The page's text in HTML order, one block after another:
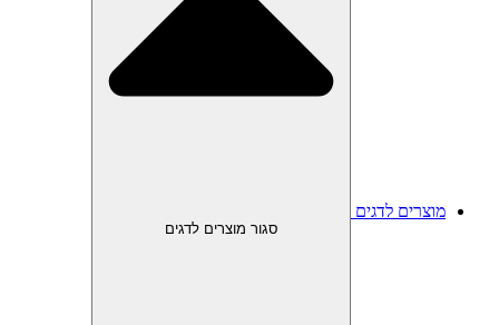
מוצרים לדגים
סגור מוצרים לדגים